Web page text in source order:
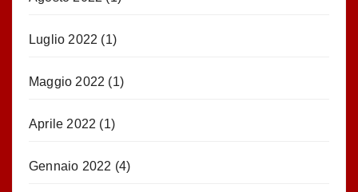
Luglio 2022 (1)
Maggio 2022 (1)
Aprile 2022 (1)
Gennaio 2022 (4)